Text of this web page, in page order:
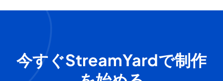
今すぐStreamYardで制作